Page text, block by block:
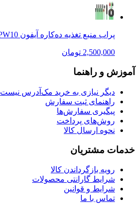
پراب منبع تغذیه ده‌کاره آیفون PW10 برند 2UUL
2,500,000 تومان
آموزش و راهنما
دیگر نیازی به خرید مک‌آدرس نیست
راهنمای ثبت سفارش
پیگیری سفارش‌ها
روش‌های پرداخت
نحوه ارسال کالا
خدمات مشتریان
رویه بازگرداندن کالا
شرایط گارانتی محصولات
شرایط و قوانین
تماس با ما